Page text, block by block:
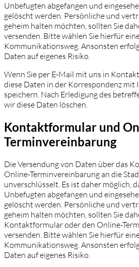
Unbefugten abgefangen und
gelöscht werden. Persönliche und
geheim halten möchten, sollten Sie
versenden. Bitte wählen Sie hierfür
Kommunikationsweg. Ansonsten
Daten auf eigenes Risiko.
Wenn Sie per E-Mail mit uns in
diese Daten in der Korrespondenz mit
speichern. Nach Erledigung des
wir diese Daten löschen.
Kontaktformular und
Terminvereinbarung
Die Versendung von Daten über das
Online-Terminvereinbarung an die
unverschlüsselt. Es ist daher möglich,
Unbefugten abgefangen und
gelöscht werden. Persönliche und
geheim halten möchten, sollten Sie
Kontaktformular oder den Online-
versenden. Bitte wählen Sie hierfür
Kommunikationsweg. Ansonsten
Daten auf eigenes Risiko.